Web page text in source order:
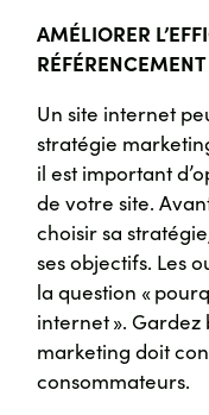
AMÉLIORER
Un site internet
stratégie
il est important
de votre site.
choisir sa
ses objectifs. Les
la question «
internet ».
marketing doit
consommateurs.